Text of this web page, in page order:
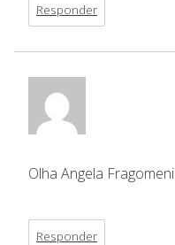
Responder
Olha Angela Fragomeni
Responder